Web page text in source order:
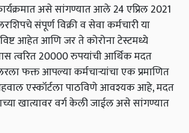
असे सांगण्यात आले 24 एप्रिल 2021
संपूर्ण विक्री व सेवा कर्मचारी या
आहेत आणि जर ते कोरोना टेस्टमध्ये
त्वरित 20000 रुपयांची आर्थिक मदत
फक्त आपल्या कर्मचार्‍यांचा एक प्रमाणित
एस्कॉर्टला पाठविणे आवश्यक आहे, मदत
खात्यावर वर्ग केली जाईल असे सांगण्यात